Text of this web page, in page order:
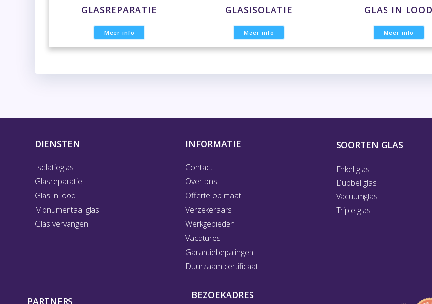
GLASREPARATIE
Meer info
GLASISOLATIE
Meer info
GLAS IN LOOD
Meer info
DIENSTEN
Isolatieglas
Glasreparatie
Glas in lood
Monumentaal glas
Glas vervangen
INFORMATIE
Contact
Over ons
Offerte op maat
Verzekeraars
Werkgebieden
Vacatures
Garantiebepalingen
Duurzaam certificaat
SOORTEN GLAS
Enkel glas
Dubbel glas
Vacuümglas
Triple glas
PARTNERS
BEZOEKADRES